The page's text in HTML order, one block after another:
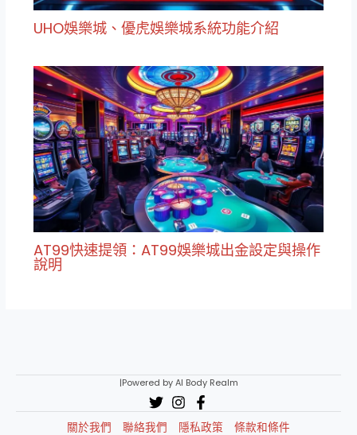
UHO娛樂城、優虎娛樂城系統功能介紹
AT99快速提領：AT99娛樂城出金設定與操作
說明
|Powered by AI Body Realm
關於我們 聯絡我們 隱私政策 條款和條件